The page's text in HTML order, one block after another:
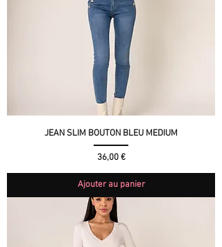
JEAN SLIM BOUTON BLEU MEDIUM
Prix
36,00 €
Ajouter au panier